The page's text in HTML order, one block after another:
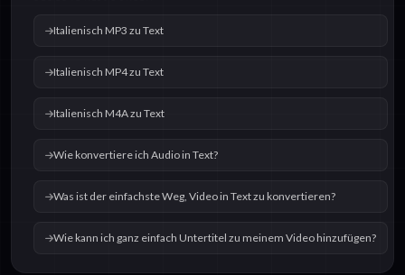
Italienisch MP3 zu Text
Italienisch MP4 zu Text
Italienisch M4A zu Text
Wie konvertiere ich Audio in Text?
Was ist der einfachste Weg, Video in Text zu konvertieren?
Wie kann ich ganz einfach Untertitel zu meinem Video hinzufügen?